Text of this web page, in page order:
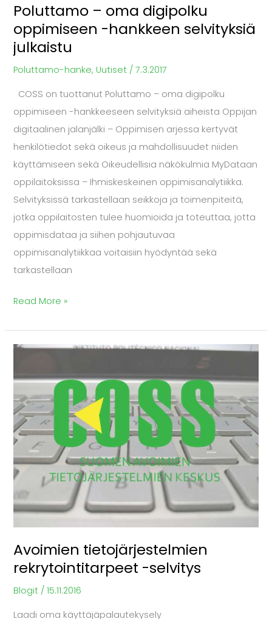
Poluttamo – oma digipolku
oppimiseen -hankkeen selvityksiä
julkaistu
Poluttamo-hanke, Uutiset /7.3.2017
COSS on tuottanut Poluttamo – oma digipolku
oppimiseen -hankkeeseen selvityksiä aiheista Oppijan
digitaalinen jalanjälki – Oppimisen arjessa kertyvät
henkilötiedot sekä oikeus ja mahdollisuudet niiden
käyttämiseen sekä Oikeudellisia näkökulmia MyDataan
oppilaitoksissa – Ihmiskeskeinen oppimisanalytiikka.
Selvityksissä tarkastellaan seikkoja ja toimenpiteitä,
jotka oppilaitosten tulee huomioida ja toteuttaa, jotta
oppimisdataa ja siihen pohjautuvaa
oppimisanalytiikkaa voitaisiin hyödyntää sekä
tarkastellaan
digipolku
oppimiseen
-
hankkeen
selvityksiä
julkaistu
Read More »
Avoimien tietojärjestelmien
rekrytointitarpeet -selvitys
Blogit /15.11.2016
Laadi oma käyttäjäpalautekysely
Avoimien
rekrytointitarpeet
-
selvitys